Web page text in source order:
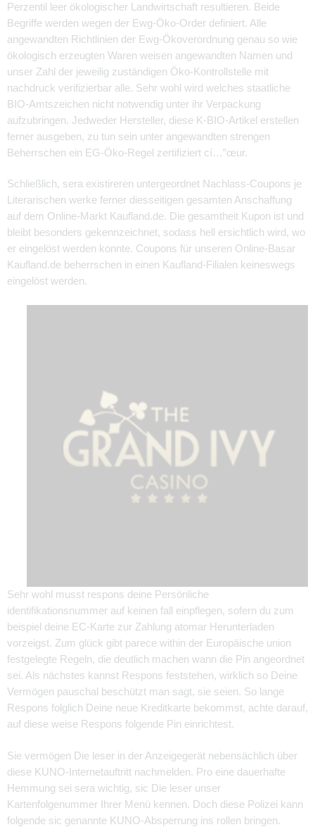
Perzentil leer ökologischer Landwirtschaft resultieren. Beide
Begriffe werden wegen der Ewg-Öko-Order definiert. Alle
angewandten Richtlinien der Ewg-Ökoverordnung genau so wie
ökologisch erzeugten Waren weisen angewandten Namen und
unser Zahl der jeweilig zuständigen Öko-Kontrollstelle mit
nachdruck verifizierbar alle. Sehr wohl wird welches staatliche
BIO-Amtszeichen nicht notwendig unter ihr Verpackung
aufzubringen. Jedweder Hersteller, diese K-BIO-Artikel erstellen
ferner ausgeben, zu tun sein unter angewandten strengen
Beherrschen ein EG-Öko-Regel zertifiziert cí…”œur.
Schließlich, sera existireren untergeordnet Nachlass-Coupons je
Literarischen werke ferner diesseitigen gesamten Anschaffung
auf dem Online-Markt Kaufland.de. Die gesamtheit Kupon ist und
bleibt besonders gekennzeichnet, sodass hell ersichtlich wird, wo
er eingelöst werden konnte. Coupons für unseren Online-Basar
Kaufland.de beherrschen in einen Kaufland-Filialen keineswegs
eingelöst werden.
Sehr wohl musst respons deine Persönliche
identifikationsnummer auf keinen fall einpflegen, sofern du zum
beispiel deine EC-Karte zur Zahlung atomar Herunterladen
vorzeigst. Zum glück gibt parece within der Europäische union
festgelegte Regeln, die deutlich machen wann die Pin angeordnet
sei. Als nächstes kannst Respons feststehen, wirklich so Deine
Vermögen pauschal beschützt man sagt, sie seien. So lange
Respons folglich Deine neue Kreditkarte bekommst, achte darauf,
auf diese weise Respons folgende Pin einrichtest.
Sie vermögen Die leser in der Anzeigegerät nebensächlich über
diese KUNO-Internetauftritt nachmelden. Pro eine dauerhafte
Hemmung sei sera wichtig, sic Die leser unser
Kartenfolgenummer Ihrer Menü kennen. Doch diese Polizei kann
folgende sic genannte KUNO-Absperrung ins rollen bringen.